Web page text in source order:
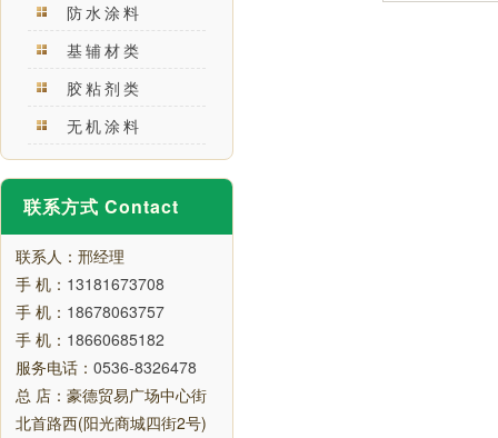
防水涂料
基辅材类
胶粘剂类
无机涂料
联系方式 Contact
联系人：邢经理
手 机： 13181673708
手 机： 18678063757
手 机： 18660685182
服务电话： 0536-8326478
总 店：豪德贸易广场中心街
北首路西(阳光商城四街2号)